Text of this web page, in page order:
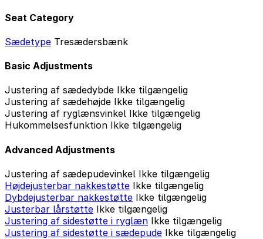
Seat Category
Sædetype Tresædersbænk
Basic Adjustments
Justering af sædedybde Ikke tilgængelig
Justering af sædehøjde Ikke tilgængelig
Justering af ryglænsvinkel Ikke tilgængelig
Hukommelsesfunktion Ikke tilgængelig
Advanced Adjustments
Justering af sædepudevinkel Ikke tilgængelig
Højdejusterbar nakkestøtte Ikke tilgængelig
Dybdejusterbar nakkestøtte Ikke tilgængelig
Justerbar lårstøtte Ikke tilgængelig
Justering af sidestøtte i ryglæn Ikke tilgængelig
Justering af sidestøtte i sædepude Ikke tilgængelig